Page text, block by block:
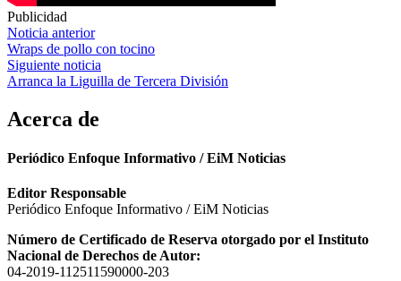
Publicidad
Navegación
de
entradas
Noticia anterior
Wraps de pollo con tocino
Siguiente noticia
Arranca la Liguilla de Tercera División
Acerca de
Periódico Enfoque Informativo / EiM Noticias
Editor Responsable
Periódico Enfoque Informativo / EiM Noticias
Número de Certificado de Reserva otorgado por el Instituto
Nacional de Derechos de Autor:
04-2019-112511590000-203